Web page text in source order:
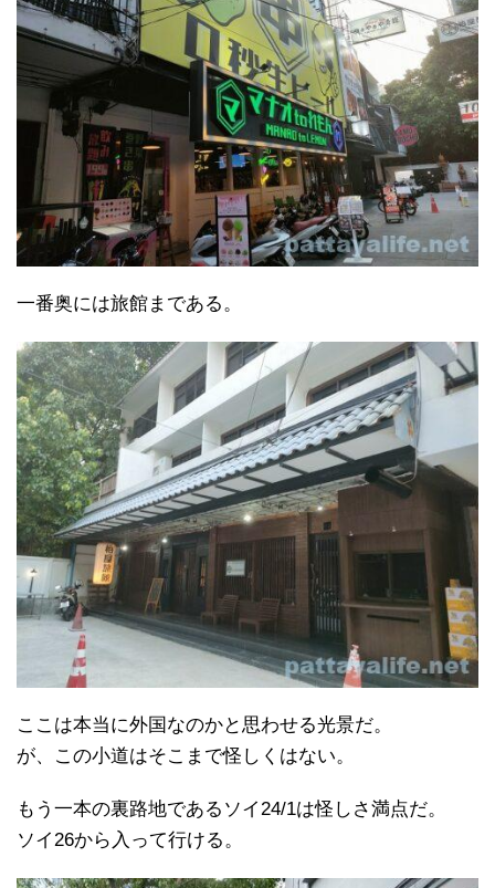
一番奥には旅館まである。
ここは本当に外国なのかと思わせる光景だ。
が、この小道はそこまで怪しくはない。
もう一本の裏路地であるソイ24/1は怪しさ満点だ。
ソイ26から入って行ける。